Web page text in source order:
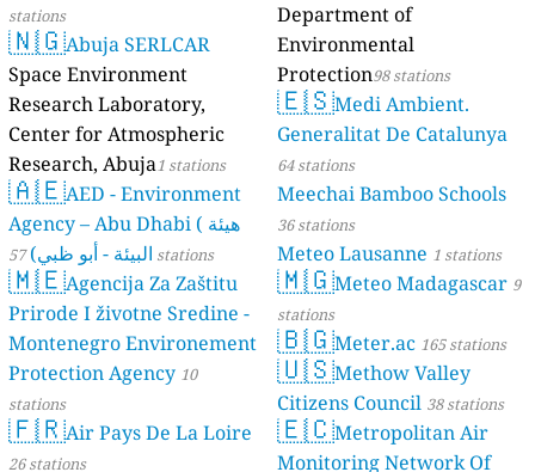
stations
🇳🇬Abuja SERLCAR
Space Environment
Research Laboratory,
Center for Atmospheric
Research, Abuja1 stations
🇦🇪AED - Environment
Agency – Abu Dhabi ( هيئة
البيئة - أبو ظبي) 57 stations
🇲🇪Agencija Za Zaštitu
Prirode I životne Sredine -
Montenegro Environement
Protection Agency 10
stations
🇫🇷Air Pays De La Loire
26 stations
Department of
Environmental
Protection98 stations
🇪🇸Medi Ambient.
Generalitat De Catalunya
64 stations
Meechai Bamboo Schools
36 stations
Meteo Lausanne 1 stations
🇲🇬Meteo Madagascar 9
stations
🇧🇬Meter.ac 165 stations
🇺🇸Methow Valley
Citizens Council 38 stations
🇪🇨Metropolitan Air
Monitoring Network Of